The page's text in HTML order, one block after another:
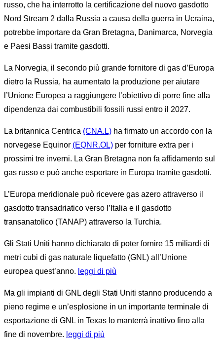
russo, che ha interrotto la certificazione del nuovo gasdotto
Nord Stream 2 dalla Russia a causa della guerra in Ucraina,
potrebbe importare da Gran Bretagna, Danimarca, Norvegia
e Paesi Bassi tramite gasdotti.
La Norvegia, il secondo più grande fornitore di gas d’Europa
dietro la Russia, ha aumentato la produzione per aiutare
l’Unione Europea a raggiungere l’obiettivo di porre fine alla
dipendenza dai combustibili fossili russi entro il 2027.
La britannica Centrica (CNA.L) ha firmato un accordo con la
norvegese Equinor (EQNR.OL) per forniture extra per i
prossimi tre inverni. La Gran Bretagna non fa affidamento sul
gas russo e può anche esportare in Europa tramite gasdotti.
L’Europa meridionale può ricevere gas azero attraverso il
gasdotto transadriatico verso l’Italia e il gasdotto
transanatolico (TANAP) attraverso la Turchia.
Gli Stati Uniti hanno dichiarato di poter fornire 15 miliardi di
metri cubi di gas naturale liquefatto (GNL) all’Unione
europea quest’anno. leggi di più
Ma gli impianti di GNL degli Stati Uniti stanno producendo a
pieno regime e un’esplosione in un importante terminale di
esportazione di GNL in Texas lo manterrà inattivo fino alla
fine di novembre. leggi di più